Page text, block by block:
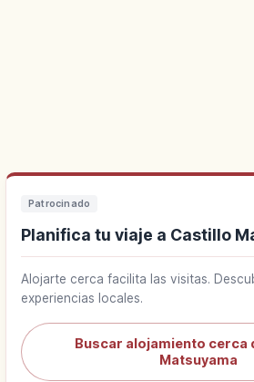
Patrocinado
Planifica tu viaje a Castillo
Alojarte cerca facilita las visitas.
experiencias locales.
Buscar alojamiento cerca
Matsuyama